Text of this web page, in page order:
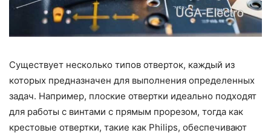
Существует несколько типов отверток, каждый из
которых предназначен для выполнения определенных
задач. Например, плоские отвертки идеально подходят
для работы с винтами с прямым прорезом, тогда как
крестовые отвертки, такие как Philips, обеспечивают